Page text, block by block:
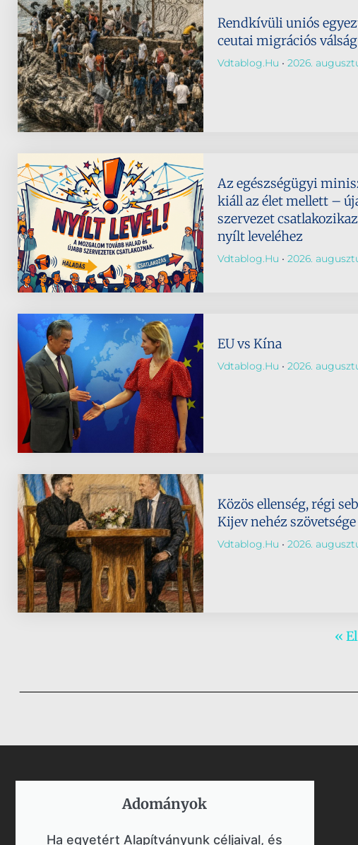
Rendkívüli uniós
ceutai migrációs
Vdtablog.hu 2026.
Az egészségügyi
kiáll az élet mellett –
szervezet
nyílt leveléhez
Vdtablog.hu 2026.
EU vs Kína
Vdtablog.hu 2026.
Közös ellenség, régi
Kijev nehéz szövetsége
Vdtablog.hu 2026.
«
Adományok​
Ha egyetért Alapítványunk céljaival, és